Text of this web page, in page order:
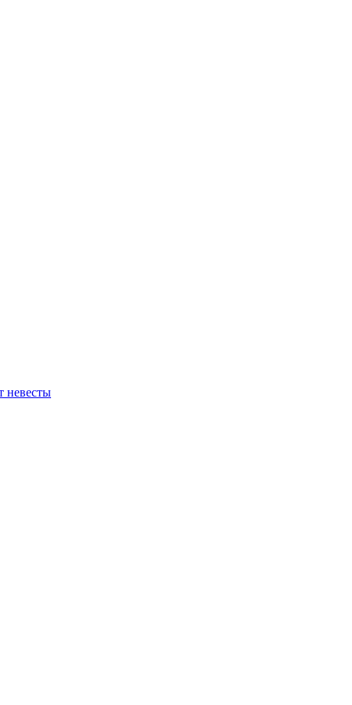
невесты